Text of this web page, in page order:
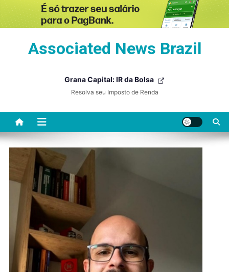
Associated News Brazil
Grana Capital: IR da Bolsa
Resolva seu Imposto de Renda